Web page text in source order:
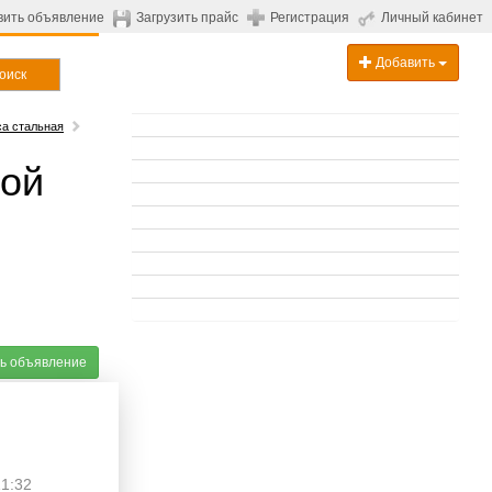
объявление Загрузить прайс Регистрация Личный кабинет
Добавить
стальная
объявление